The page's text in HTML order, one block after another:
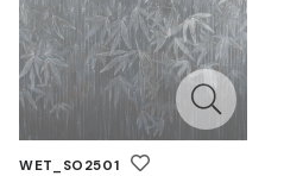
WET_SO2501